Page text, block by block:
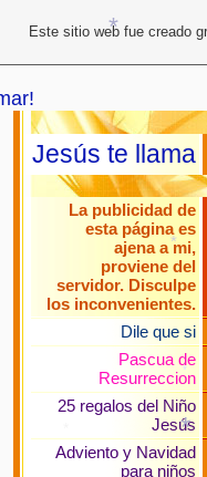
Jesús te llama
La publicidad de
esta página es
ajena a mi,
proviene del
servidor. Disculpe
los inconvenientes.
Dile que si
Pascua de
Resurreccion
25 regalos del Niño
Jesús
Adviento y Navidad
para niños
Este sitio web fue creado
*
*
*
*